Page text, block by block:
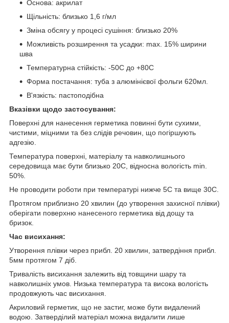
Основа: акрилат
Щільність: близько 1,6 г/мл
Зміна обсягу у процесі сушіння: близько 20%
Можливість розширення та усадки: max. 15% ширини
шва
Температурна стійкість: -50С до +80С
Форма постачання: туба з алюмінієвої фольги 620мл.
В'язкість: пастоподібна
Вказівки щодо застосування:
Поверхні для нанесення герметика повинні бути сухими,
чистими, міцними та без слідів речовин, що погіршують
адгезію.
Температура поверхні, матеріалу та навколишнього
середовища має бути близько 20С, відносна вологість min.
50%.
Не проводити роботи при температурі нижче 5С та вище 30С.
Протягом приблизно 20 хвилин (до утворення захисної плівки)
оберігати поверхню нанесеного герметика від дощу та
бризок.
Час висихання:
Утворення плівки через прибл. 20 хвилин, затвердіння прибл.
5мм протягом 7 діб.
Тривалість висихання залежить від товщини шару та
навколишніх умов. Низька температура та висока вологість
продовжують час висихання.
Акриловий герметик, що не застиг, може бути видалений
водою. Затверділий матеріал можна видалити лише